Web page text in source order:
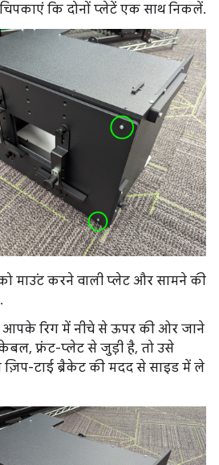
कि दोनों प्लेटें एक साथ निकलें.
माउंट करने वाली प्लेट और सामने की
आपके रिग में नीचे से ऊपर की ओर जाने
केबल, फ़्रंट-प्लेट से जुड़ी है, तो उसे
ज़िप-टाई ब्रैकेट की मदद से साइड में ले